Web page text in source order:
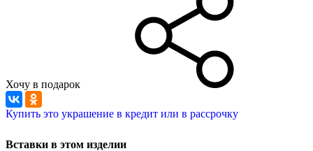
Хочу в подарок
Купить это украшение в кредит или в рассрочку
Вставки в этом изделии